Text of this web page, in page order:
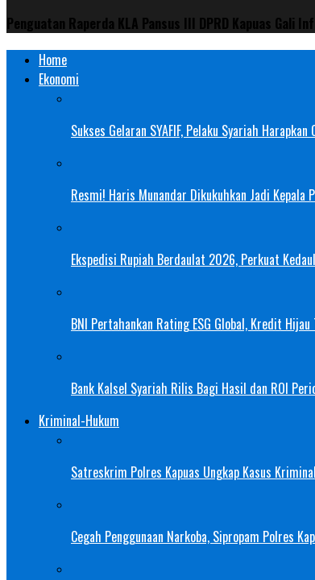
Penguatan Raperda KLA Pansus III DPRD Kapuas Gali
Home
Ekonomi
Sukses Gelaran SYAFIF, Pelaku Syariah
Resmi! Haris Munandar Dikukuhkan Jadi Kepala
Ekspedisi Rupiah Berdaulat 2026, Perkuat
BNI Pertahankan Rating ESG Global, Kredit
Bank Kalsel Syariah Rilis Bagi Hasil dan ROI
Kriminal-Hukum
Satreskrim Polres Kapuas Ungkap Kasus
Cegah Penggunaan Narkoba, Sipropam Polres